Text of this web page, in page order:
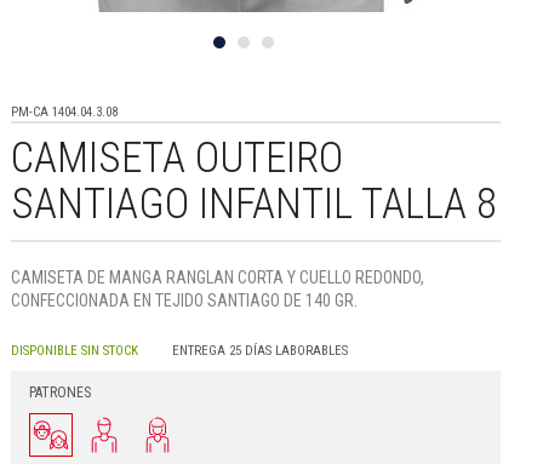
PM-CA 1404.04.3.08
CAMISETA OUTEIRO
SANTIAGO INFANTIL TALLA 8
CAMISETA DE MANGA RANGLAN CORTA Y CUELLO REDONDO,
CONFECCIONADA EN TEJIDO SANTIAGO DE 140 GR.
DISPONIBLE SIN STOCK ENTREGA 25 DÍAS LABORABLES
PATRONES